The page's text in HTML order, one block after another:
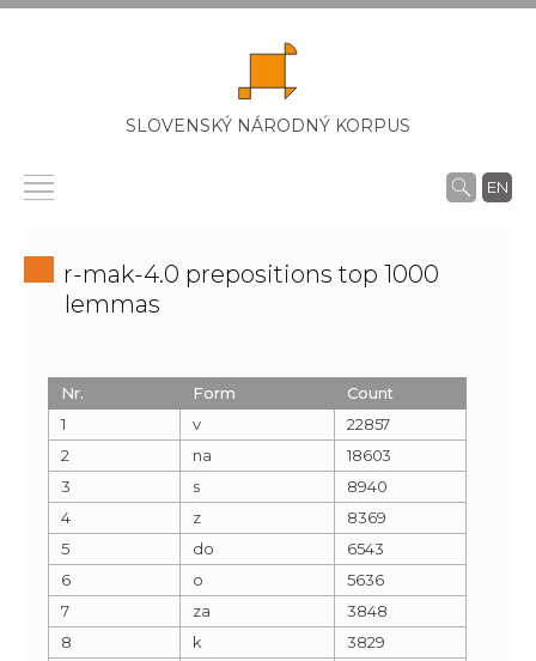
SLOVENSKÝ NÁRODNÝ KORPUS
EN
r-mak-4.0 prepositions top 1000
lemmas
Nr. Form
Count
1
v
22857
2
na
18603
3
s
8940
4
z
8369
5
do
6543
6
o
5636
7
za
3848
8
k
3829